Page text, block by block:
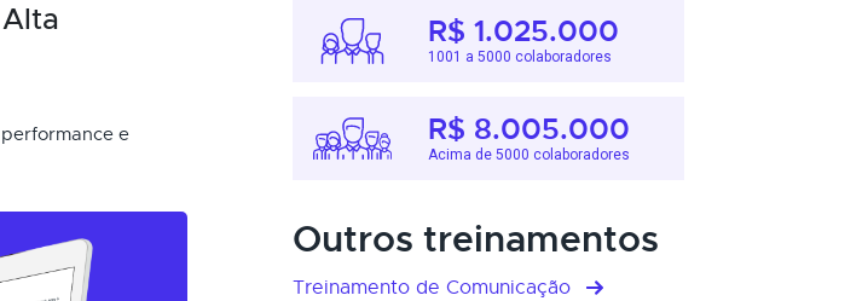
e
R$ 1.025.000
1001 a 5000 colaboradores
R$ 8.005.000
Acima de 5000 colaboradores
Outros treinamentos
Treinamento de Comunicação